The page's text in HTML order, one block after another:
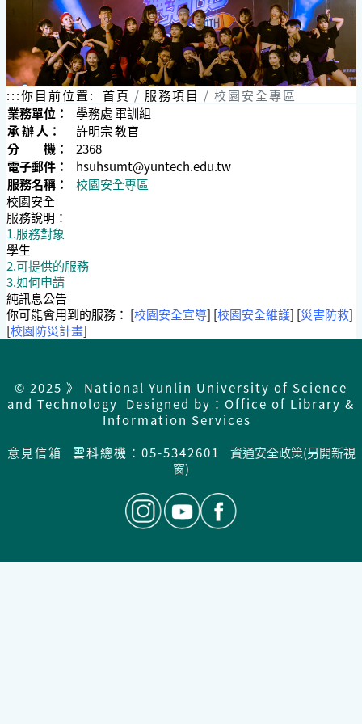
:::你目前位置: 首頁 服務項目
校園安全專區
業務單位：
學務處 軍訓組
承 辦 人：
許明宗 教官
分 機：
2368
電子郵件：
hsuhsumt@yuntech.edu.tw
服務名稱：
校園安全專區
校園安全
服務說明：
1.服務對象
學生
2.可提供的服務
3.如何申請
純訊息公告
你可能會用到的服務： [校園安全宣導] [校園安全維護] [災害防救]
[校園防災計畫]
© 2025 》 National Yunlin University of Science
and Technology Designed by：Office of Library &
Information Services
意見信箱
雲科總機：05-5342601
資通安全政策(另開新視
窗)